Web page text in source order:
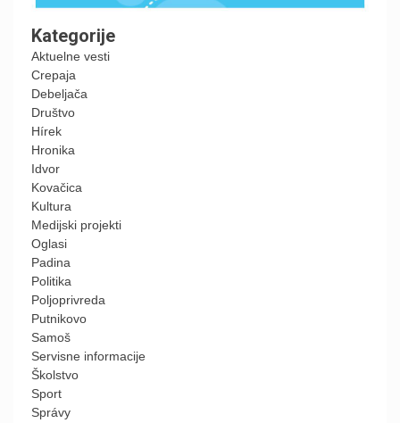
Kategorije
Aktuelne vesti
Crepaja
Debeljača
Društvo
Hírek
Hronika
Idvor
Kovačica
Kultura
Medijski projekti
Oglasi
Padina
Politika
Poljoprivreda
Putnikovo
Samoš
Servisne informacije
Školstvo
Sport
Správy